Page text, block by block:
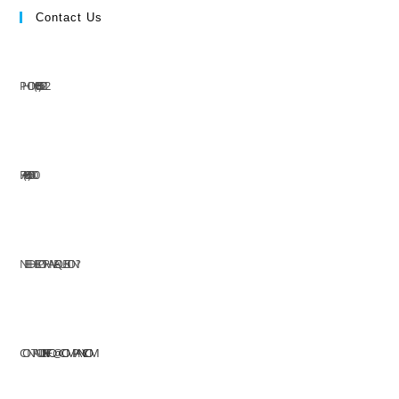
Contact Us
PHONE: (+63) 555 1212
FAX: (+63) 555 0100
NEED HELP OR HAVE A QUESTION?
CONTACT US AT:INFO@COMPANY.COM